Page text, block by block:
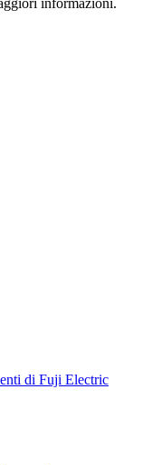
informazioni.
di Fuji Electric